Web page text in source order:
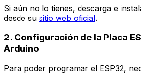
Si aún no lo tienes, descarga e
desde su sitio web oficial.
2. Configuración de la Placa
Arduino
Para poder programar el ESP32,